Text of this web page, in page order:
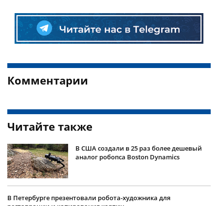
Комментарии
Читайте также
В США создали в 25 раз более дешевый
аналог робопса Boston Dynamics
В Петербурге презентовали робота-художника для